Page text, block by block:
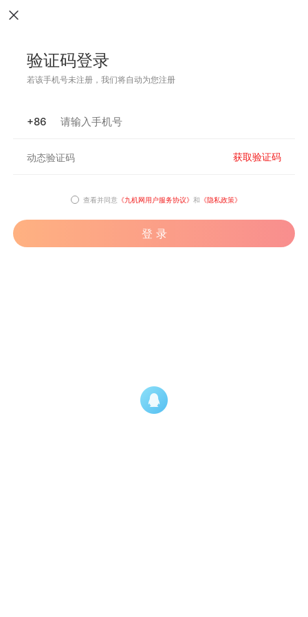
验证码登录
若该手机号未注册，我们将自动为您注册
+86
获取验证码
查看并同意 《九机网用户服务协议》 和 《隐私政策》
登 录